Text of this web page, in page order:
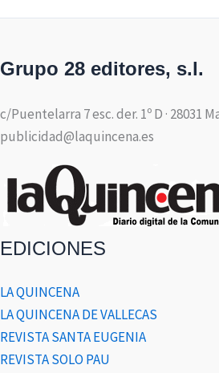
Grupo 28 editores, s.l.
c/Puentelarra 7 esc. der. 1º D · 28031
publicidad@laquincena.es
EDICIONES
LA QUINCENA
LA QUINCENA DE VALLECAS
REVISTA SANTA EUGENIA
REVISTA SOLO PAU